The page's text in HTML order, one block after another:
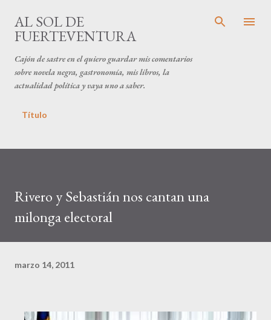
AL SOL DE
FUERTEVENTURA
Cajón de sastre en el quiero guardar mis comentarios
sobre novela negra, gastronomía, mis libros, la
actualidad política y vaya uno a saber.
Título
Rivero y Sebastián nos cantan una
milonga electoral
marzo 14, 2011